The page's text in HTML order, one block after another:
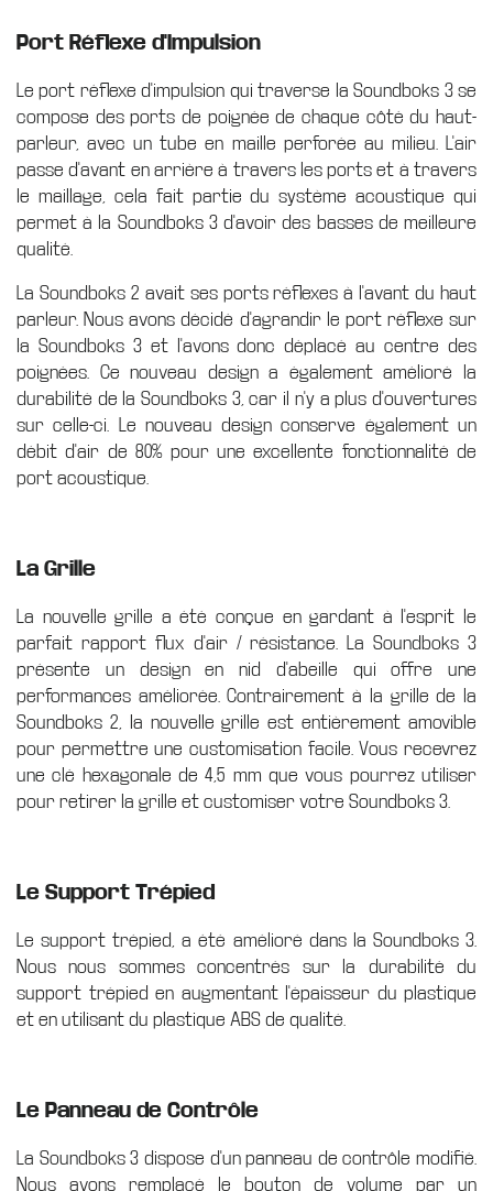
Port Réflexe d'Impulsion
Le port réflexe d'impulsion qui traverse la Soundboks 3 se
compose des ports de poignée de chaque côté du haut-
parleur, avec un tube en maille perforée au milieu. L'air
passe d'avant en arrière à travers les ports et à travers
le maillage, cela fait partie du système acoustique qui
permet à la Soundboks 3 d'avoir des basses de meilleure
qualité.
La Soundboks 2 avait ses ports réflexes à l'avant du haut
parleur. Nous avons décidé d'agrandir le port réflexe sur
la Soundboks 3 et l'avons donc déplacé au centre des
poignées. Ce nouveau design a également amélioré la
durabilité de la Soundboks 3, car il n'y a plus d'ouvertures
sur celle-ci. Le nouveau design conserve également un
débit d'air de 80% pour une excellente fonctionnalité de
port acoustique.
La Grille
La nouvelle grille a été conçue en gardant à l'esprit le
parfait rapport flux d'air / résistance. La Soundboks 3
présente un design en nid d'abeille qui offre une
performances améliorée. Contrairement à la grille de la
Soundboks 2, la nouvelle grille est entièrement amovible
pour permettre une customisation facile. Vous recevrez
une clé hexagonale de 4,5 mm que vous pourrez utiliser
pour retirer la grille et customiser votre Soundboks 3.
Le Support Trépied
Le support trépied, a été amélioré dans la Soundboks 3.
Nous nous sommes concentrés sur la durabilité du
support trépied en augmentant l'épaisseur du plastique
et en utilisant du plastique ABS de qualité.
Le Panneau de Contrôle
La Soundboks 3 dispose d'un panneau de contrôle modifié.
Nous avons remplacé le bouton de volume par un